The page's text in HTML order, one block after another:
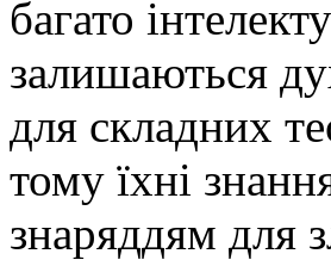
багато
залишаються
для складних
тому їхні
знаряддям для